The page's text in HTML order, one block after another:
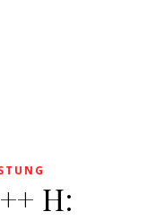
H: